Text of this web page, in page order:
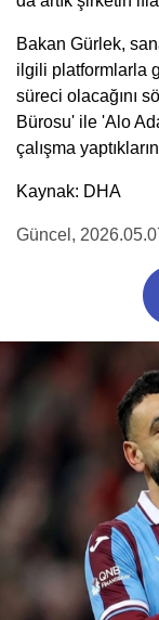
Bakan Gürlek,
ilgili platformlarla
süreci olacağını
Bürosu' ile 'Alo
çalışma
Kaynak: DHA
Güncel ,